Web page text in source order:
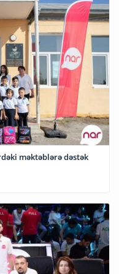
məktəblərə dəstək